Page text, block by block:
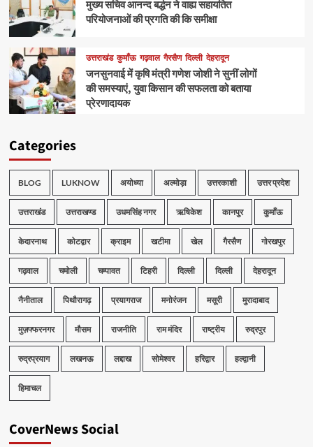
मुख्य सचिव आनन्द बर्द्धन ने वाह्य सहायतित
परियोजनाओं की प्रगति की कि समीक्षा
उत्तराखंड कुमाँऊ गढ़वाल गैरसैण दिल्ली देहरादून
जनसुनवाई में कृषि मंत्री गणेश जोशी ने सुनीं लोगों
की समस्याएं, युवा किसान की सफलता को बताया
प्रेरणादायक
Categories
BLOG LUKNOW अयोध्या अल्मोड़ा उत्तरकाशी उत्तर प्रदेश
उत्तराखंड उत्तराखण्ड उधमसिंह नगर ऋषिकेश कानपुर कुमाँऊ
केदारनाथ कोटद्वार क्राइम खटीमा खेल गैरसैण गोरखपुर
गढ़वाल चमोली चम्पावत टिहरी दिल्ली दिल्ली देहरादून
नैनीताल पिथौरागढ़ प्रयागराज मनोरंजन मसूरी मुरादाबाद
मुज़फ्फरनगर मौसम राजनीति राम मंदिर राष्ट्रीय रुद्रपुर
रुद्रप्रयाग लखनऊ लद्दाख सोमेश्वर हरिद्वार हल्द्वानी
हिमाचल
CoverNews Social